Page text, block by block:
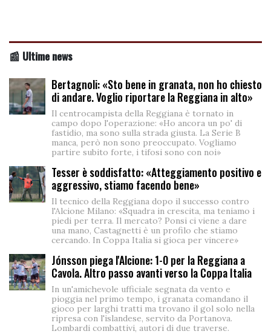
📰 Ultime news
Bertagnoli: «Sto bene in granata, non ho chiesto
di andare. Voglio riportare la Reggiana in alto»
Il centrocampista della Reggiana è tornato in
campo dopo l'operazione: «Ho ancora un po' di
fastidio, ma sono sulla strada giusta. La Serie B
manca, però non sono preoccupato. Vogliamo
partire subito forte, i tifosi sono con noi»
Tesser è soddisfatto: «Atteggiamento positivo e
aggressivo, stiamo facendo bene»
Il tecnico della Reggiana dopo il successo contro
l'Alcione Milano: «Squadra in crescita, ma teniamo i
piedi per terra. Il mercato? Ponsi ci viene a dare
una mano, Castagnetti è un profilo che stiamo
cercando. In Coppa Italia si gioca per vincere»
Jónsson piega l'Alcione: 1-0 per la Reggiana a
Cavola. Altro passo avanti verso la Coppa Italia
In un'amichevole ufficiale segnata da vento e
pioggia nel primo tempo, i granata comandano il
gioco per larghi tratti ma trovano il gol solo nella
ripresa con l'islandese, servito da Portanova.
Lombardi combattivi, autori di due traverse.